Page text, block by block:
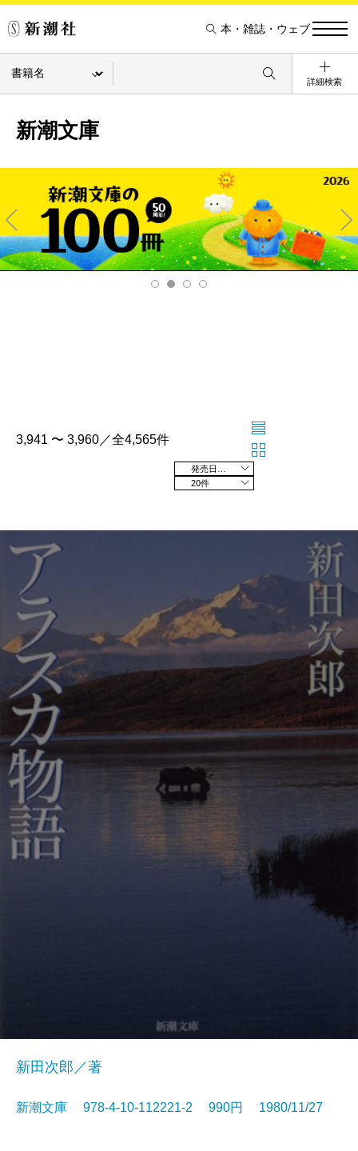
本・雑誌・ウェブ
詳細検索
新潮文庫
Pre
v
Ne
xt
3,941 〜 3,960／全4,565件
20件
新田次郎／著
新潮文庫 978-4-10-112221-2 990円 1980/11/27